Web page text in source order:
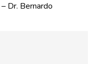
– Dr. Bernardo